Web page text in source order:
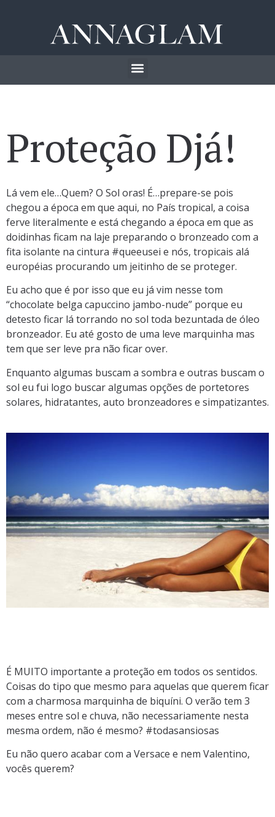
Proteção Djá!
Lá vem ele…Quem? O Sol oras! É…prepare-se pois
chegou a época em que aqui, no País tropical, a coisa
ferve literalmente e está chegando a época em que as
doidinhas ficam na laje preparando o bronzeado com a
fita isolante na cintura #queeusei e nós, tropicais alá
européias procurando um jeitinho de se proteger.
Eu acho que é por isso que eu já vim nesse tom
“chocolate belga capuccino jambo-nude” porque eu
detesto ficar lá torrando no sol toda bezuntada de óleo
bronzeador. Eu até gosto de uma leve marquinha mas
tem que ser leve pra não ficar over.
Enquanto algumas buscam a sombra e outras buscam o
sol eu fui logo buscar algumas opções de portetores
solares, hidratantes, auto bronzeadores e simpatizantes.
É MUITO importante a proteção em todos os sentidos.
Coisas do tipo que mesmo para aquelas que querem ficar
com a charmosa marquinha de biquíni. O verão tem 3
meses entre sol e chuva, não necessariamente nesta
mesma ordem, não é mesmo? #todasansiosas
Eu não quero acabar com a Versace e nem Valentino,
vocês querem?